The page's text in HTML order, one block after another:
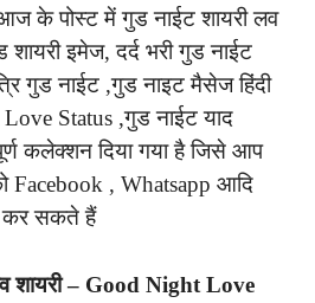
के पोस्ट में गुड नाईट शायरी लव
इमेज, दर्द भरी गुड नाईट
गुड नाईट ,गुड नाइट मैसेज हिंदी
Status ,गुड नाईट याद
कलेक्शन दिया गया है जिसे आप
Facebook , Whatsapp आदि
कर सकते हैं
शायरी – Good Night Love